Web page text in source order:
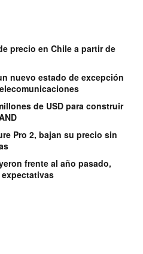
precio en Chile a partir de
nuevo estado de excepción
de USD para construir
Pro 2, bajan su precio sin
frente al año pasado,